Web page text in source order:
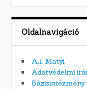
Oldalnavigáció
A.I. Matyi
Adatvédelmi
Bázisintézmény